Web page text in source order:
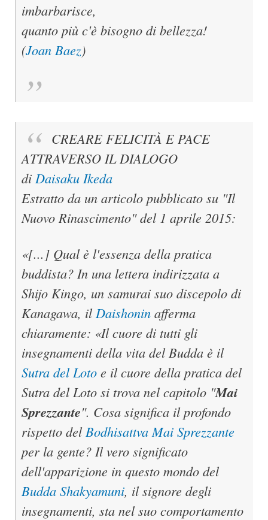
imbarbarisce,
quanto più c'è bisogno di bellezza!
(Joan Baez)
CREARE FELICITÀ E PACE
ATTRAVERSO IL DIALOGO
di Daisaku Ikeda
Estratto da un articolo pubblicato su "Il
Nuovo Rinascimento" del 1 aprile 2015:
«[...] Qual è l'essenza della pratica
buddista? In una lettera indirizzata a
Shijo Kingo, un samurai suo discepolo di
Kanagawa, il Daishonin afferma
chiaramente: «Il cuore di tutti gli
insegnamenti della vita del Budda è il
Sutra del Loto e il cuore della pratica del
Sutra del Loto si trova nel capitolo "Mai
Sprezzante". Cosa significa il profondo
rispetto del Bodhisattva Mai Sprezzante
per la gente? Il vero significato
dell'apparizione in questo mondo del
Budda Shakyamuni, il signore degli
insegnamenti, sta nel suo comportamento